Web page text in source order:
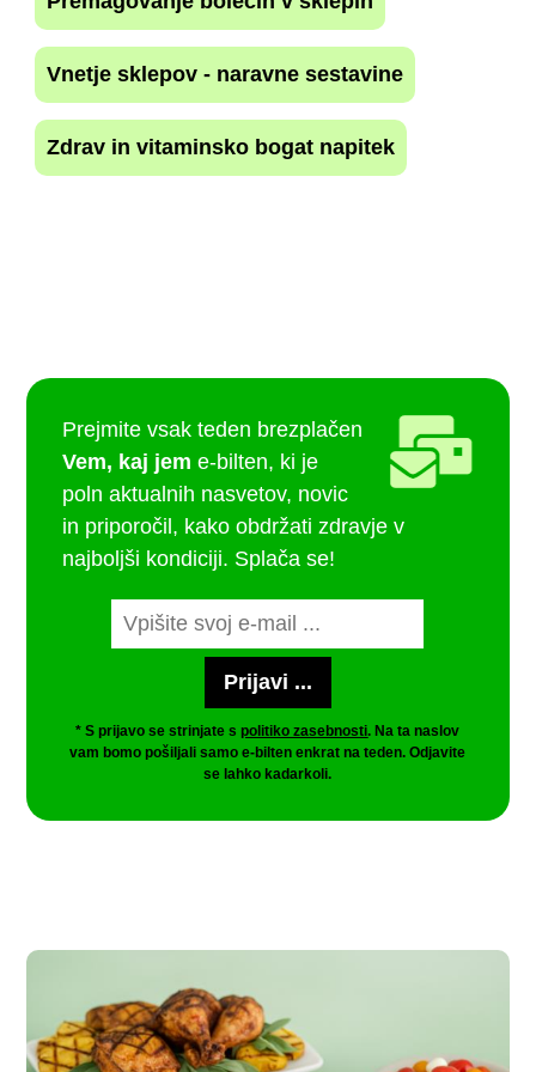
Vnetje sklepov - naravne sestavine
Zdrav in vitaminsko bogat napitek
Prejmite vsak teden brezplačen
Vem, kaj jem e-bilten, ki je
poln aktualnih nasvetov, novic
in priporočil, kako obdržati zdravje v
najboljši kondiciji. Splača se!
* S prijavo se strinjate spolitiko zasebnosti. Na ta naslov
vam bomo pošiljali samo e-bilten enkrat na teden. Odjavite
se lahko kadarkoli.